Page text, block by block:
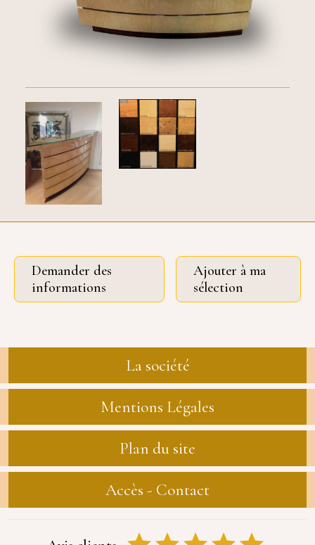
Demander des
informations
Ajouter à ma
sélection
La société
Mentions Légales
Plan du site
Accès - Contact